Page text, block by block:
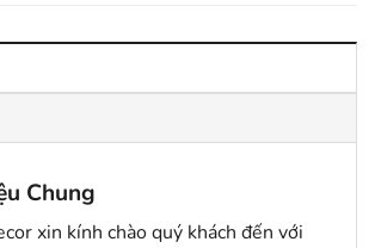
Chung
xin kính chào quý khách đến với